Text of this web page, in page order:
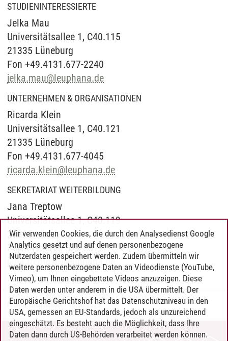
STUDIENINTERESSIERTE
Jelka Mau
Universitätsallee 1, C40.115
21335 Lüneburg
Fon +49.4131.677-2240
jelka.mau@leuphana.de
UNTERNEHMEN & ORGANISATIONEN
Ricarda Klein
Universitätsallee 1, C40.121
21335 Lüneburg
Fon +49.4131.677-4045
ricarda.klein@leuphana.de
SEKRETARIAT WEITERBILDUNG
Jana Treptow
Universitätsallee 1, C40.119
21335 Lüneburg
Fon +49.4131.677-2972
jana.treptow@leuphana.de
Professional School/18.06.2026
Wir verwenden Cookies, die durch den Analysedienst Google
Analytics gesetzt und auf denen personenbezogene
Nutzerdaten gespeichert werden. Zudem übermitteln wir
weitere personenbezogene Daten an Videodienste (YouTube,
Vimeo), um Ihnen eingebettete Videos anzuzeigen. Diese
Daten werden unter anderem in die USA übermittelt. Der
Europäische Gerichtshof hat das Datenschutzniveau in den
USA, gemessen an EU-Standards, jedoch als unzureichend
eingeschätzt. Es besteht auch die Möglichkeit, dass Ihre
Daten dann durch US-Behörden verarbeitet werden können.